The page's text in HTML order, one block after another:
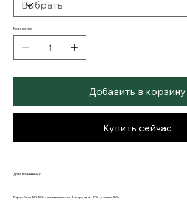
Количество
Добавить в корзину
Купить сейчас
Доза применения:
Гарда База 100, 100 г. - цельное молоко 1 литр, сахар 230 г., сливки 100 г.